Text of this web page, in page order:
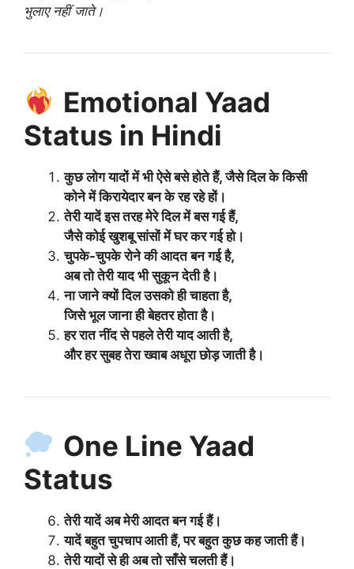
भुलाए नहीं जाते।
Emotional Yaad
Status in Hindi
कुछ लोग यादों में भी ऐसे बसे होते हैं, जैसे दिल के किसी
कोने में किरायेदार बन के रह रहे हों।
तेरी यादें इस तरह मेरे दिल में बस गई हैं,
जैसे कोई खुशबू सांसों में घर कर गई हो।
चुपके-चुपके रोने की आदत बन गई है,
अब तो तेरी याद भी सुकून देती है।
ना जाने क्यों दिल उसको ही चाहता है,
जिसे भूल जाना ही बेहतर होता है।
हर रात नींद से पहले तेरी याद आती है,
और हर सुबह तेरा ख्वाब अधूरा छोड़ जाती है।
One Line Yaad
Status
तेरी यादें अब मेरी आदत बन गई हैं।
यादें बहुत चुपचाप आती हैं, पर बहुत कुछ कह जाती हैं।
तेरी यादों से ही अब तो साँसे चलती हैं।